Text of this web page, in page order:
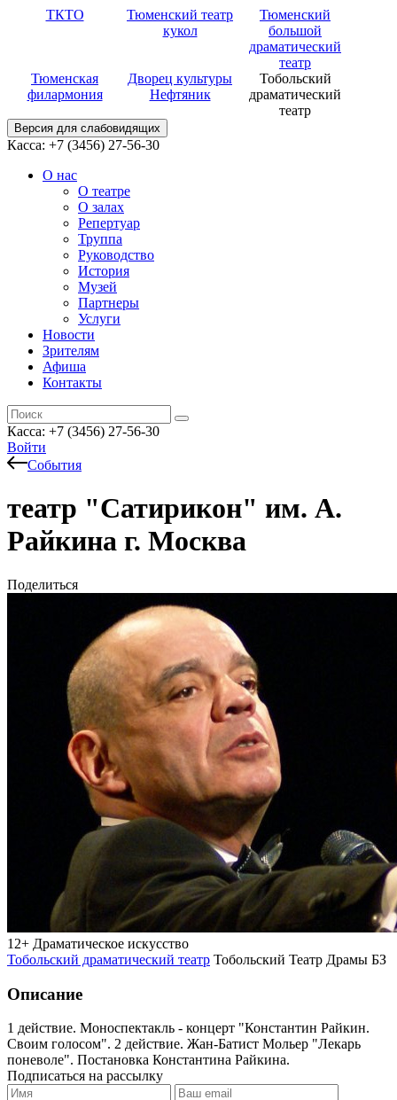
ТКТО
Тюменский театр
кукол
Тюменский
большой
драматический
театр
Тюменская
филармония
Дворец культуры
Нефтяник
Тобольский
драматический
театр
Версия для слабовидящих
Касса: +7 (3456) 27-56-30
О нас
О театре
О залах
Репертуар
Труппа
Руководство
История
Музей
Партнеры
Услуги
Новости
Зрителям
Афиша
Контакты
Касса: +7 (3456) 27-56-30
Войти
События
театр "Сатирикон" им. А.
Райкина г. Москва
Поделиться
12+ Драматическое искусство
Тобольский драматический театр Тобольский Театр Драмы БЗ
Описание
1 действие. Моноспектакль - концерт "Константин Райкин.
Своим голосом". 2 действие. Жан-Батист Мольер "Лекарь
поневоле". Постановка Константина Райкина.
Подписаться на рассылку